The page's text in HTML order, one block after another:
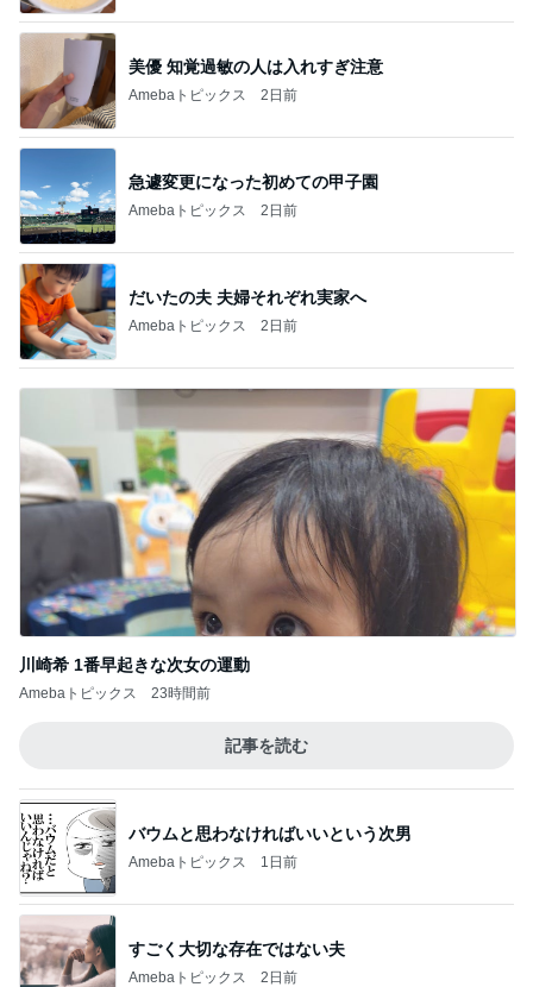
美優 知覚過敏の人は入れすぎ注意
Amebaトピックス 2日前
急遽変更になった初めての甲子園
Amebaトピックス 2日前
だいたの夫 夫婦それぞれ実家へ
Amebaトピックス 2日前
川崎希 1番早起きな次女の運動
Amebaトピックス 23時間前
記事を読む
バウムと思わなければいいという次男
Amebaトピックス 1日前
すごく大切な存在ではない夫
Amebaトピックス 2日前